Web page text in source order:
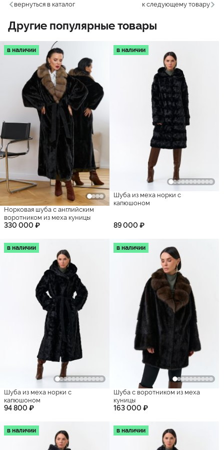
вернуться в каталог к следующему товару
Другие популярные товары
в наличии
Норковая шуба с английским
воротником из меха куницы
330 000 ₽
в наличии
Шуба из меха норки с
капюшоном
89 000 ₽
в наличии
Шуба из меха норки с
капюшоном
94 800 ₽
в наличии
Шуба с воротником из меха
куницы
163 000 ₽
в наличии в наличии